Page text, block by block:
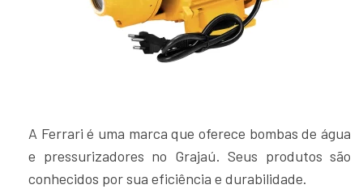
A Ferrari é uma marca que oferece bombas de água
e pressurizadores no Grajaú. Seus produtos são
conhecidos por sua eficiência e durabilidade.